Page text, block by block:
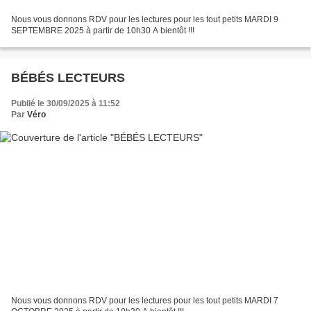
Nous vous donnons RDV pour les lectures pour les tout petits MARDI 9
SEPTEMBRE 2025 à partir de 10h30 A bientôt !!!
BÉBÉS LECTEURS
Publié le 30/09/2025 à 11:52
Par Véro
Nous vous donnons RDV pour les lectures pour les tout petits MARDI 7